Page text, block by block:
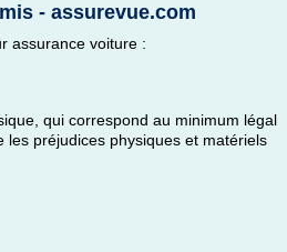
- assurevue.com
assurance voiture :
qui correspond au minimum légal
préjudices physiques et matériels